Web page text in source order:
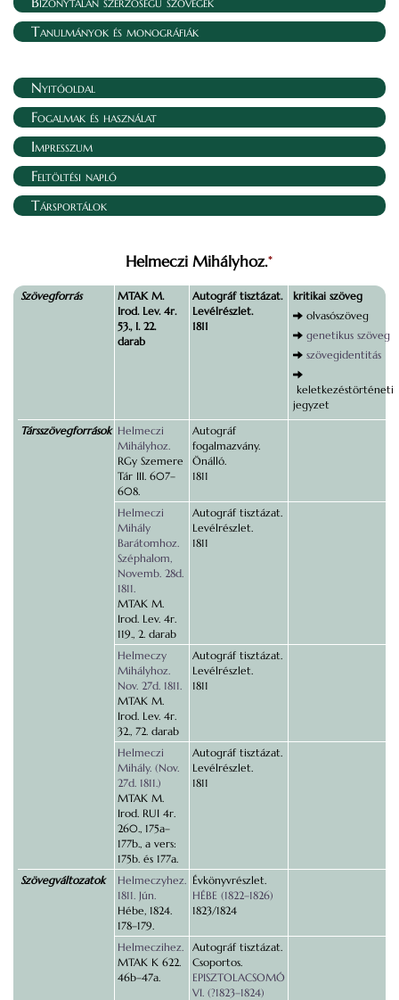
Tanulmányok és monográfiák
Nyitóoldal
Fogalmak és használat
Impresszum
Feltöltési napló
Társportálok
Helmeczi Mihályhoz.*
Szövegforrás
MTAK M.
Irod. Lev. 4r.
53., I. 22.
darab
Autográf tisztázat.
Levélrészlet.
1811
kritikai szöveg
olvasószöveg
genetikus szöveg
szövegidentitás
keletkezéstörténeti
jegyzet
Társszövegforrások Helmeczi
Mihályhoz.
RGy Szemere
Tár III. 607–
608.
Autográf
fogalmazvány.
Önálló.
1811
Helmeczi
Mihály
Barátomhoz.
Széphalom,
Novemb. 28d.
1811.
MTAK M.
Irod. Lev. 4r.
119., 2. darab
Autográf tisztázat.
Levélrészlet.
1811
Helmeczy
Mihályhoz.
Nov. 27d. 1811.
MTAK M.
Irod. Lev. 4r.
32., 72. darab
Autográf tisztázat.
Levélrészlet.
1811
Helmeczi
Mihály. (Nov.
27d. 1811.)
MTAK M.
Irod. RUI 4r.
260., 175a–
177b., a vers:
175b. és 177a.
Autográf tisztázat.
Levélrészlet.
1811
Szövegváltozatok
Helmeczyhez.
1811. Jún.
Hébe, 1824.
178–179.
Évkönyvrészlet.
HÉBE (1822–1826)
1823/1824
Helmeczihez.
MTAK K 622.
46b–47a.
Autográf tisztázat.
Csoportos.
EPISZTOLACSOMÓ
VI. (?1823–1824)